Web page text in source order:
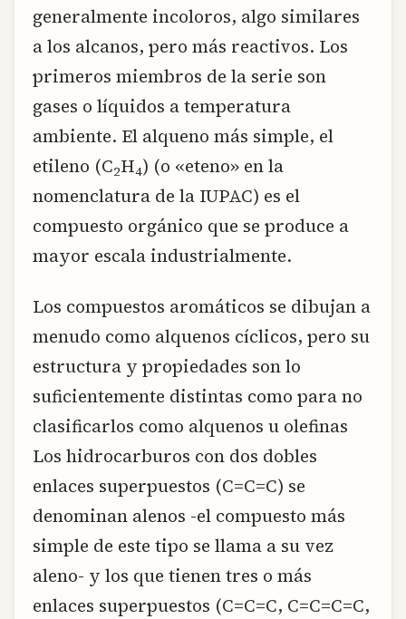
generalmente incoloros, algo similares
a los alcanos, pero más reactivos. Los
primeros miembros de la serie son
gases o líquidos a temperatura
ambiente. El alqueno más simple, el
etileno (C2H4) (o «eteno» en la
nomenclatura de la IUPAC) es el
compuesto orgánico que se produce a
mayor escala industrialmente.
Los compuestos aromáticos se dibujan a
menudo como alquenos cíclicos, pero su
estructura y propiedades son lo
suficientemente distintas como para no
clasificarlos como alquenos u olefinas
Los hidrocarburos con dos dobles
enlaces superpuestos (C=C=C) se
denominan alenos -el compuesto más
simple de este tipo se llama a su vez
aleno- y los que tienen tres o más
enlaces superpuestos (C=C=C, C=C=C=C,